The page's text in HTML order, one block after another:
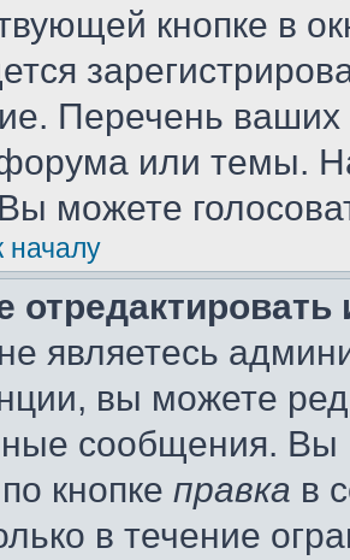
кнопке в
Перечень ваших
или темы.
можете
началу
являетесь
вы можете
сообщения. Вы
кнопке правка в
в течение